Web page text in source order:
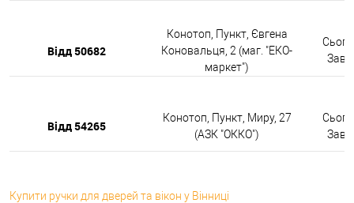
Відд 50682
Конотоп, Пункт, Євгена
Коновальця, 2 (маг. "ЕКО-
маркет")
Відд 54265
Конотоп, Пункт, Миру, 27
(АЗК "ОККО")
Купити ручки для дверей та вікон у Вінниці